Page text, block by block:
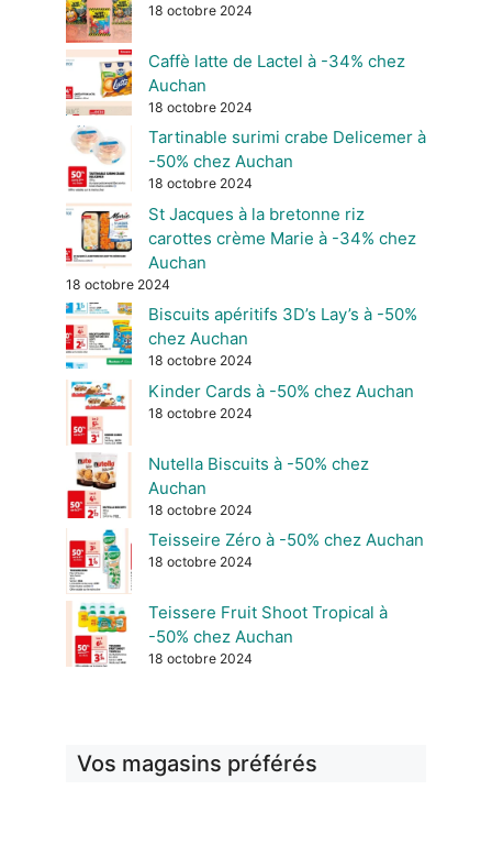
18 octobre 2024
Caffè latte de Lactel à -34% chez
Auchan
18 octobre 2024
Tartinable surimi crabe Delicemer à
-50% chez Auchan
18 octobre 2024
St Jacques à la bretonne riz
carottes crème Marie à -34% chez
Auchan
18 octobre 2024
Biscuits apéritifs 3D’s Lay’s à -50%
chez Auchan
18 octobre 2024
Kinder Cards à -50% chez Auchan
18 octobre 2024
Nutella Biscuits à -50% chez
Auchan
18 octobre 2024
Teisseire Zéro à -50% chez Auchan
18 octobre 2024
Teissere Fruit Shoot Tropical à
-50% chez Auchan
18 octobre 2024
Vos magasins préférés